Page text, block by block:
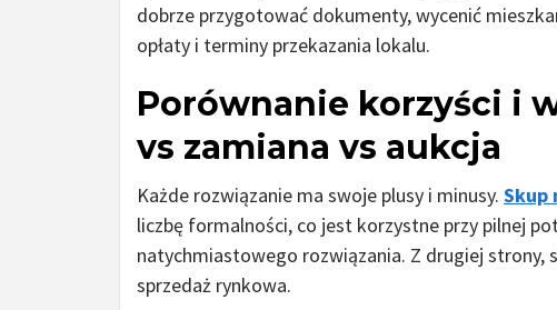
dobrze przygotować dokumenty, wycenić
opłaty i terminy przekazania lokalu.
Porównanie korzyści i
vs zamiana vs aukcja
Każde rozwiązanie ma swoje plusy i minusy. Skup
liczbę formalności, co jest korzystne przy pilnej
natychmiastowego rozwiązania. Z drugiej strony,
sprzedaż rynkowa.